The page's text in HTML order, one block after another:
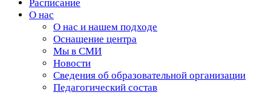
Расписание
О нас
О нас и нашем подходе
Оснащение центра
Мы в СМИ
Новости
Сведения об образовательной организации
Педагогический состав